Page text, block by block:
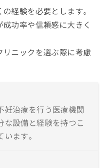
経験を必要とします。
功率や信頼感に大きく
ニックを選ぶ際に考慮
妊治療を行う医療機関
な設備と経験を持つこ
ます。